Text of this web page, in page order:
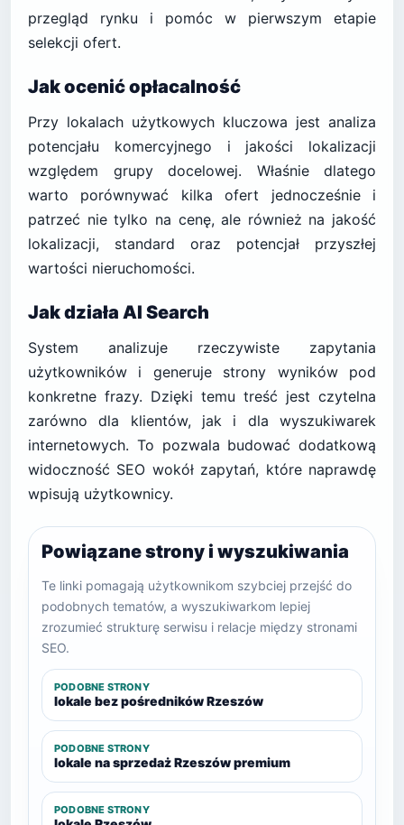
przegląd rynku i pomóc w pierwszym etapie
selekcji ofert.
Jak ocenić opłacalność
Przy lokalach użytkowych kluczowa jest analiza
potencjału komercyjnego i jakości lokalizacji
względem grupy docelowej. Właśnie dlatego
warto porównywać kilka ofert jednocześnie i
patrzeć nie tylko na cenę, ale również na jakość
lokalizacji, standard oraz potencjał przyszłej
wartości nieruchomości.
Jak działa AI Search
System analizuje rzeczywiste zapytania
użytkowników i generuje strony wyników pod
konkretne frazy. Dzięki temu treść jest czytelna
zarówno dla klientów, jak i dla wyszukiwarek
internetowych. To pozwala budować dodatkową
widoczność SEO wokół zapytań, które naprawdę
wpisują użytkownicy.
Powiązane strony i wyszukiwania
Te linki pomagają użytkownikom szybciej przejść do
podobnych tematów, a wyszukiwarkom lepiej
zrozumieć strukturę serwisu i relacje między stronami
SEO.
PODOBNE STRONY
lokale bez pośredników Rzeszów
PODOBNE STRONY
lokale na sprzedaż Rzeszów premium
PODOBNE STRONY